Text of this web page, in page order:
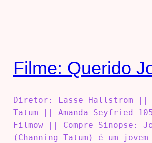
Filme: Querido
Diretor: Lasse Hallstrom ||
Tatum || Amanda Seyfried
Filmow || Compre Sinopse:
(Channing Tatum) é um